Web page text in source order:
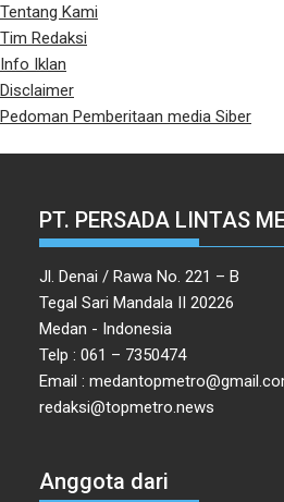
Tentang Kami
Tim Redaksi
Info Iklan
Disclaimer
Pedoman Pemberitaan media Siber
PT. PERSADA LINTAS
Jl. Denai / Rawa No. 221 – B
Tegal Sari Mandala II 20226
Medan - Indonesia
Telp : 061 – 7350474
Email :
redaksi@topmetro.news
Anggota dari